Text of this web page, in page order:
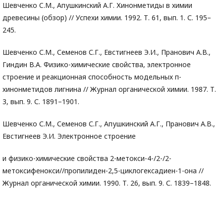
Шевченко C.М., Апушкинский А.Г. Хинонметиды в химии
древесины (обзор) // Успехи химии. 1992. Т. 61, вып. 1. С. 195–
245.
Шевченко С.М., Семенов С.Г., Евстигнеев Э.И., Пранович А.В.,
Гиндин В.А. Физико-химические свойства, электронное
строение и реакционная способность модельных п-
хинонметидов лигнина // Журнал органической химии. 1987. Т.
3, вып. 9. С. 1891–1901.
Шевченко С.М., Семенов С.Г., Апушкинский А.Г., Пранович А.В.,
Евстигнеев Э.И. Электронное строение
и физико-химические свойства 2-метокси-4-/2-/2-
метоксифенокси//пропилиден-2,5-циклогексадиен-1-она //
Журнал органической химии. 1990. Т. 26, вып. 9. С. 1839–1848.